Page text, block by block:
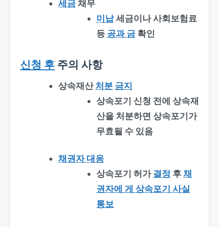
세금채무
미납세금이나 사회보험료
등 공과 금확인
신청 후 주의 사항
상속재산처분 금지
상속포기 신청 전에 상속재
산을 처분하면 상속포기가
무효될 수 있음
채권자대응
상속포기 허가결정 후채
권자에 게 상속포기 사실
통보